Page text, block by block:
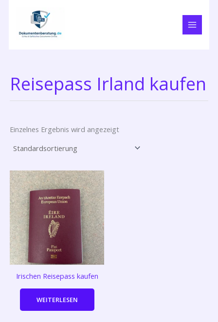
Reisepass Irland kaufen
Einzelnes Ergebnis wird angezeigt
Irischen Reisepass kaufen
WEITERLESEN